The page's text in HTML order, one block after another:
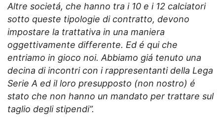
Altre societá, che hanno tra i 10 e i 12 calciatori
sotto queste tipologie di contratto, devono
impostare la trattativa in una maniera
oggettivamente differente. Ed é qui che
entriamo in gioco noi. Abbiamo giá tenuto una
decina di incontri con i rappresentanti della Lega
Serie A ed il loro presupposto (non nostro) é
stato che non hanno un mandato per trattare sul
taglio degli stipendi”.